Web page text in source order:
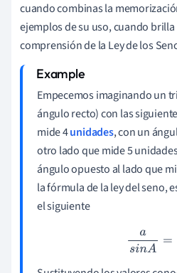
cuando combinas la
ejemplos de su uso, cuando
comprensión de la Ley de los
Empecemos imaginando un
ángulo recto) con las
mide 4unidades, con un
otro lado que mide 5
ángulo opuesto al lado que
la fórmula de la ley del seno,
el siguiente
asin A=b